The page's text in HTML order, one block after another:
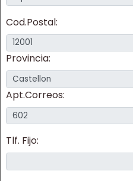
Cod.Postal:
Provincia:
Apt.Correos:
Tlf. Fijo: